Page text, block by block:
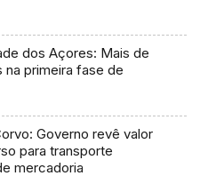
dos Açores: Mais de
na primeira fase de
Governo revê valor
para transporte
mercadoria